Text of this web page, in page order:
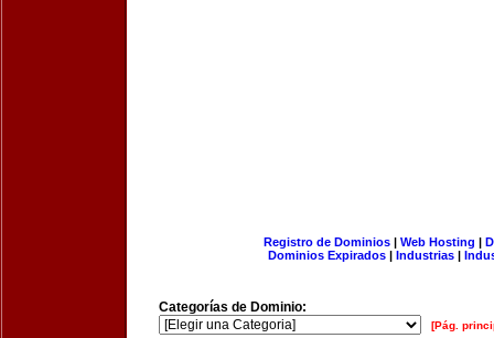
Registro de Dominios| Web Hosting |
Dominios Expirados | Industrias |
Categorías de Dominio:
[Pág.